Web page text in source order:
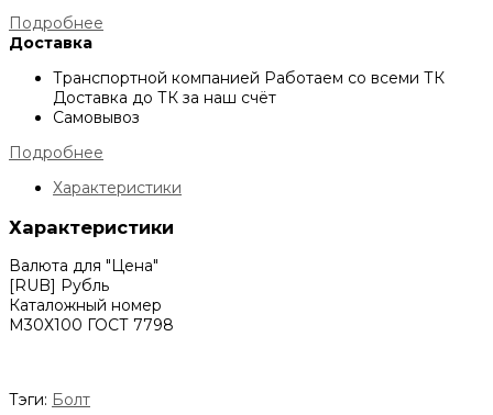
Подробнее
Доставка
Транспортной компанией Работаем со всеми ТК
Доставка до ТК за наш счёт
Самовывоз
Подробнее
Характеристики
Характеристики
Валюта для "Цена"
[RUB] Рубль
Каталожный номер
М30Х100 ГОСТ 7798
Тэги: Болт